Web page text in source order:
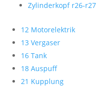
Zylinderkopf r26-r27
12 Motorelektrik
13 Vergaser
16 Tank
18 Auspuff
21 Kupplung